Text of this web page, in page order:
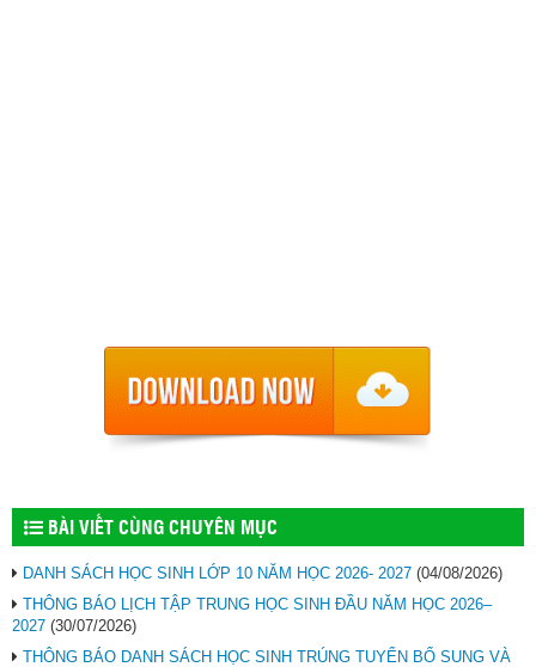
BÀI VIẾT CÙNG CHUYÊN MỤC
DANH SÁCH HỌC SINH LỚP 10 NĂM HỌC 2026- 2027 (04/08/2026)
THÔNG BÁO LỊCH TẬP TRUNG HỌC SINH ĐẦU NĂM HỌC 2026–
2027 (30/07/2026)
THÔNG BÁO DANH SÁCH HỌC SINH TRÚNG TUYỂN BỔ SUNG VÀ